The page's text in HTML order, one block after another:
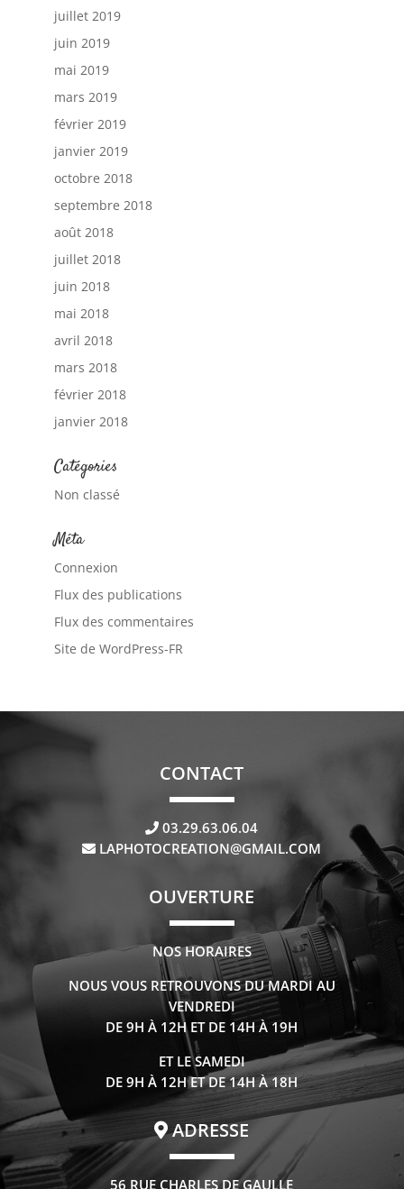
juillet 2019
juin 2019
mai 2019
mars 2019
février 2019
janvier 2019
octobre 2018
septembre 2018
août 2018
juillet 2018
juin 2018
mai 2018
avril 2018
mars 2018
février 2018
janvier 2018
Catégories
Non classé
Méta
Connexion
Flux des publications
Flux des commentaires
Site de WordPress-FR
CONTACT
03.29.63.06.04
LAPHOTOCREATION@GMAIL.COM
OUVERTURE
NOS HORAIRES
NOUS VOUS RETROUVONS DU MARDI AU
VENDREDI
DE 9H À 12H ET DE 14H À 19H
ET LE SAMEDI
DE 9H À 12H ET DE 14H À 18H
ADRESSE
56 RUE CHARLES DE GAULLE